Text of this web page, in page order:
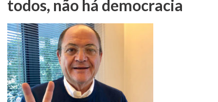
todos, não há democracia